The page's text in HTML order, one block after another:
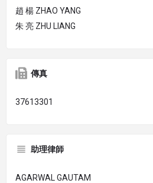
趙 楊 ZHAO YANG
朱 亮 ZHU LIANG
傳真
37613301
助理律師
AGARWAL GAUTAM